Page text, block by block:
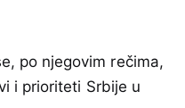
po njegovim rečima,
i prioriteti Srbije u